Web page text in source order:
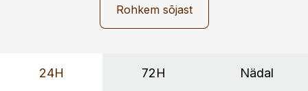
Rohkem sõjast
24H 72H Nädal